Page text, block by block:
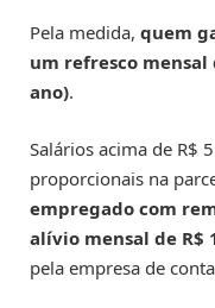
Pela medida, quem
um refresco mensal
ano).
Salários acima de R$
proporcionais na
empregado com
alívio mensal de R$
pela empresa de